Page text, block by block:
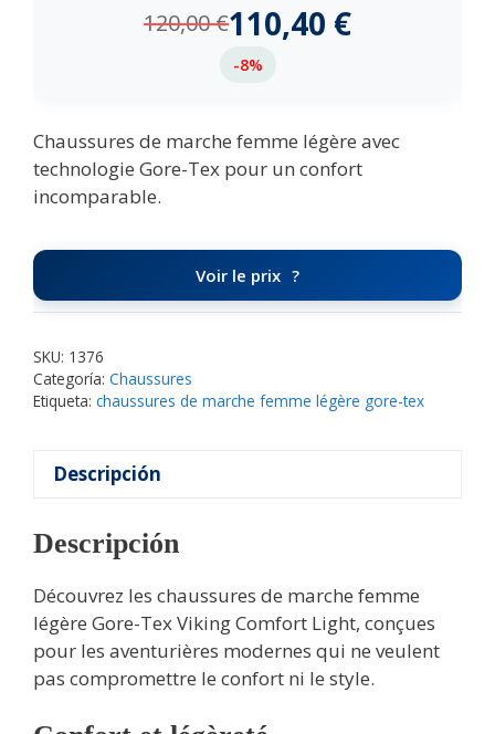
120,00€110,40 €
-8%
Chaussures de marche femme légère avec
technologie Gore-Tex pour un confort
incomparable.
Voir le prix
SKU: 1376
Categoría: Chaussures
Etiqueta: chaussures de marche femme légère gore-tex
Descripción
Descripción
Découvrez les chaussures de marche femme
légère Gore-Tex Viking Comfort Light, conçues
pour les aventurières modernes qui ne veulent
pas compromettre le confort ni le style.